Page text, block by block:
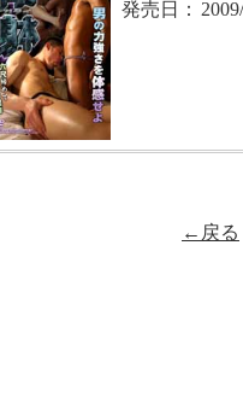
発売日：
←戻る